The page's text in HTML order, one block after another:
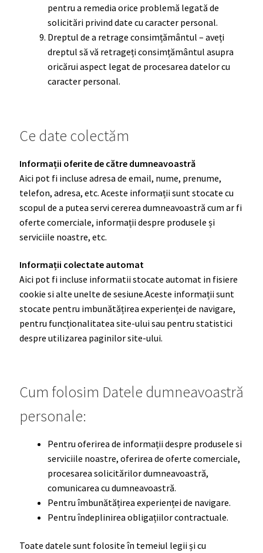
pentru a remedia orice problemă legată de
solicitări privind date cu caracter personal.
Dreptul de a retrage consimțământul – aveți
dreptul să vă retrageți consimțământul asupra
oricărui aspect legat de procesarea datelor cu
caracter personal.
Ce date colectăm
Informații oferite de către dumneavoastră
Aici pot fi incluse adresa de email, nume, prenume,
telefon, adresa, etc. Aceste informații sunt stocate cu
scopul de a putea servi cererea dumneavoastră cum ar fi
oferte comerciale, informații despre produsele și
serviciile noastre, etc.
Informații colectate automat
Aici pot fi incluse informatii stocate automat in fisiere
cookie si alte unelte de sesiune.Aceste informații sunt
stocate pentru imbunătățirea experienței de navigare,
pentru funcționalitatea site-ului sau pentru statistici
despre utilizarea paginilor site-ului.
Cum folosim Datele dumneavoastră
personale:
Pentru oferirea de informații despre produsele si
serviciile noastre, oferirea de oferte comerciale,
procesarea solicitărilor dumneavoastră,
comunicarea cu dumneavoastră.
Pentru îmbunătățirea experienței de navigare.
Pentru îndeplinirea obligațiilor contractuale.
Toate datele sunt folosite în temeiul legii și cu